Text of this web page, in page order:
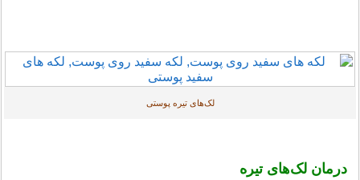
لک‌های تیره پوستی
درمان لک‌های تیره